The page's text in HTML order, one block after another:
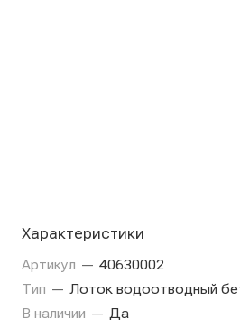
Характеристики
Артикул — 40630002
Тип — Лоток водоотводный
В наличии — Да